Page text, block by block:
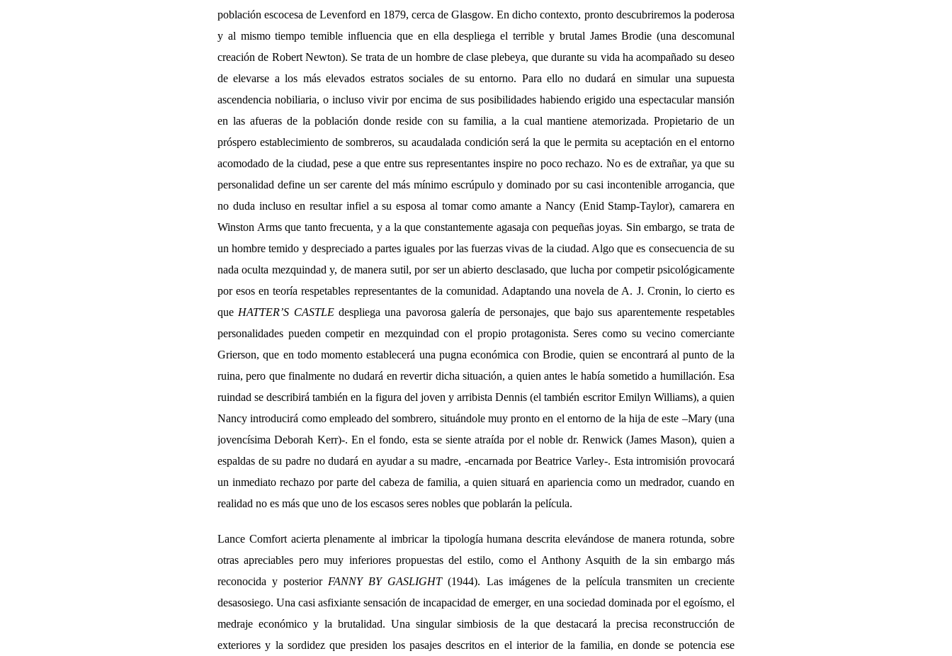
población escocesa de Levenford en 1879, cerca de Glasgow. En dicho contexto, pronto descubriremos la poderosa
y al mismo tiempo temible influencia que en ella despliega el terrible y brutal James Brodie (una descomunal
creación de Robert Newton). Se trata de un hombre de clase plebeya, que durante su vida ha acompañado su deseo
de elevarse a los más elevados estratos sociales de su entorno. Para ello no dudará en simular una supuesta
ascendencia nobiliaria, o incluso vivir por encima de sus posibilidades habiendo erigido una espectacular mansión
en las afueras de la población donde reside con su familia, a la cual mantiene atemorizada. Propietario de un
próspero establecimiento de sombreros, su acaudalada condición será la que le permita su aceptación en el entorno
acomodado de la ciudad, pese a que entre sus representantes inspire no poco rechazo. No es de extrañar, ya que su
personalidad define un ser carente del más mínimo escrúpulo y dominado por su casi incontenible arrogancia, que
no duda incluso en resultar infiel a su esposa al tomar como amante a Nancy (Enid Stamp-Taylor), camarera en
Winston Arms que tanto frecuenta, y a la que constantemente agasaja con pequeñas joyas. Sin embargo, se trata de
un hombre temido y despreciado a partes iguales por las fuerzas vivas de la ciudad. Algo que es consecuencia de su
nada oculta mezquindad y, de manera sutil, por ser un abierto desclasado, que lucha por competir psicológicamente
por esos en teoría respetables representantes de la comunidad. Adaptando una novela de A. J. Cronin, lo cierto es
que HATTER’S CASTLEdespliega una pavorosa galería de personajes, que bajo sus aparentemente respetables
personalidades pueden competir en mezquindad con el propio protagonista. Seres como su vecino comerciante
Grierson, que en todo momento establecerá una pugna económica con Brodie, quien se encontrará al punto de la
ruina, pero que finalmente no dudará en revertir dicha situación, a quien antes le había sometido a humillación. Esa
ruindad se describirá también en la figura del joven y arribista Dennis (el también escritor Emilyn Williams), a quien
Nancy introducirá como empleado del sombrero, situándole muy pronto en el entorno de la hija de este –Mary (una
jovencísima Deborah Kerr)-. En el fondo, esta se siente atraída por el noble dr. Renwick (James Mason), quien a
espaldas de su padre no dudará en ayudar a su madre, -encarnada por Beatrice Varley-. Esta intromisión provocará
un inmediato rechazo por parte del cabeza de familia, a quien situará en apariencia como un medrador, cuando en
realidad no es más que uno de los escasos seres nobles que poblarán la película.
Lance Comfort acierta plenamente al imbricar la tipología humana descrita elevándose de manera rotunda, sobre
otras apreciables pero muy inferiores propuestas del estilo, como el Anthony Asquith de la sin embargo más
reconocida y posterior FANNY BY GASLIGHT(1944). Las imágenes de la película transmiten un creciente
desasosiego. Una casi asfixiante sensación de incapacidad de emerger, en una sociedad dominada por el egoísmo, el
medraje económico y la brutalidad. Una singular simbiosis de la que destacará la precisa reconstrucción de
exteriores y la sordidez que presiden los pasajes descritos en el interior de la familia, en donde se potencia ese